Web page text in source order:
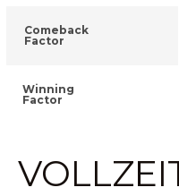
Comeback
Factor
Winning
Factor